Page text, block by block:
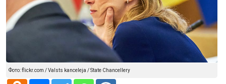
Фото: flickr.com / Valsts kanceleja / State Chancellery